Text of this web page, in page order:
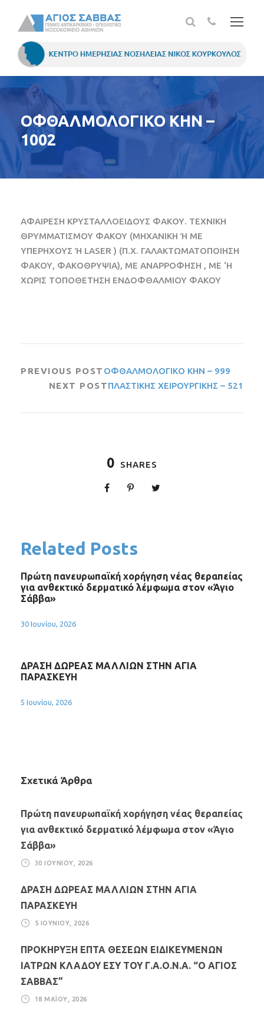
ΟΦΘΑΛΜΟΛΟΓΙΚΟ ΚΗΝ –
1002
ΑΦΑΙΡΕΣΗ ΚΡΥΣΤΑΛΛΟΕΙΔΟΥΣ ΦΑΚΟΥ. ΤΕΧΝΙΚΗ
ΘΡΥΜΜΑΤΙΣΜΟΥ ΦΑΚΟΥ (ΜΗΧΑΝΙΚΗ Ή ΜΕ
ΥΠΕΡΗΧΟΥΣ Ή LASER ) (Π.Χ. ΓΑΛΑΚΤΩΜΑΤΟΠΟΙΗΣΗ
ΦΑΚΟΥ, ΦΑΚΟΘΡΥΨΙΑ), ΜΕ ΑΝΑΡΡΟΦΗΣΗ , ΜΕ ‘Η
ΧΩΡΙΣ ΤΟΠΟΘΕΤΗΣΗ ΕΝΔΟΦΘΑΛΜΙΟΥ ΦΑΚΟΥ
PREVIOUS POST ΟΦΘΑΛΜΟΛΟΓΙΚΟ ΚΗΝ – 999
NEXT POSTΠΛΑΣΤΙΚΗΣ ΧΕΙΡΟΥΡΓΙΚΗΣ – 521
0 SHARES
Related Posts
Πρώτη πανευρωπαϊκή χορήγηση νέας θεραπείας
για ανθεκτικό δερματικό λέμφωμα στον «Άγιο
Σάββα»
30 Ιουνίου, 2026
ΔΡΑΣΗ ΔΩΡΕΑΣ ΜΑΛΛΙΩΝ ΣΤΗΝ ΑΓΙΑ
ΠΑΡΑΣΚΕΥΗ
5 Ιουνίου, 2026
Σχετικά Άρθρα
Πρώτη πανευρωπαϊκή χορήγηση νέας θεραπείας
για ανθεκτικό δερματικό λέμφωμα στον «Άγιο
Σάββα»
30 ΙΟΥΝΊΟΥ, 2026
ΔΡΑΣΗ ΔΩΡΕΑΣ ΜΑΛΛΙΩΝ ΣΤΗΝ ΑΓΙΑ
ΠΑΡΑΣΚΕΥΗ
5 ΙΟΥΝΊΟΥ, 2026
ΠΡΟΚΗΡΥΞΗ ΕΠΤΑ ΘΕΣΕΩΝ ΕΙΔΙΚΕΥΜΕΝΩΝ
ΙΑΤΡΩΝ ΚΛΑΔΟΥ ΕΣΥ ΤΟΥ Γ.Α.Ο.Ν.Α. “Ο ΑΓΙΟΣ
ΣΑΒΒΑΣ”
18 ΜΑΪ́ΟΥ, 2026